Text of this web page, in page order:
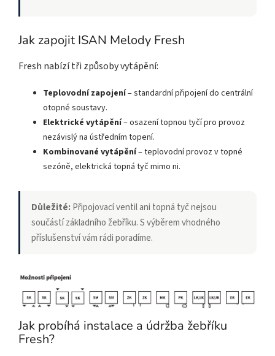
Jak zapojit ISAN Melody Fresh
Fresh nabízí tři způsoby vytápění:
Teplovodní zapojení– standardní připojení do centrální
otopné soustavy.
Elektrické vytápění– osazení topnou tyčí pro provoz
nezávislý na ústředním topení.
Kombinované vytápění– teplovodní provoz v topné
sezóně, elektrická topná tyč mimo ni.
Důležité:Připojovací ventil ani topná tyč nejsou
součástí základního žebříku. S výběrem vhodného
příslušenství vám rádi poradíme.
Jak probíhá instalace a údržba žebříku
Fresh?